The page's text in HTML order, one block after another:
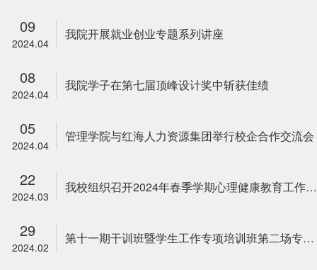
09
2024.04
我院开展就业创业专题系列讲座
08
2024.04
我院学子在第七届顶峰设计奖中斩获佳绩
05
2024.04
管理学院与红海人力资源集团举行校企合作交流会
22
2024.03
我校组织召开2024年春季学期心理健康教育工作会议
29
2024.02
第十一期干训班暨学生工作专项培训班第二场专题培训顺利举行